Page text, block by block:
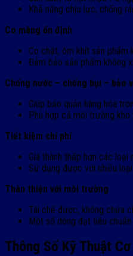
Khả năng chịu lực, chống
Co màng ổn định
Co chặt, ôm khít sản phẩm
Đảm bảo sản phẩm không
Chống nước – chống bụi – bảo
Giúp bảo quản hàng hóa
Phù hợp cả môi trường
Tiết kiệm chi phí
Giá thành thấp hơn các loại
Sử dụng được với nhiều
Thân thiện với môi trường
Tái chế được, không chứa
Một số dòng đạt tiêu
Thông Số Kỹ Thuật